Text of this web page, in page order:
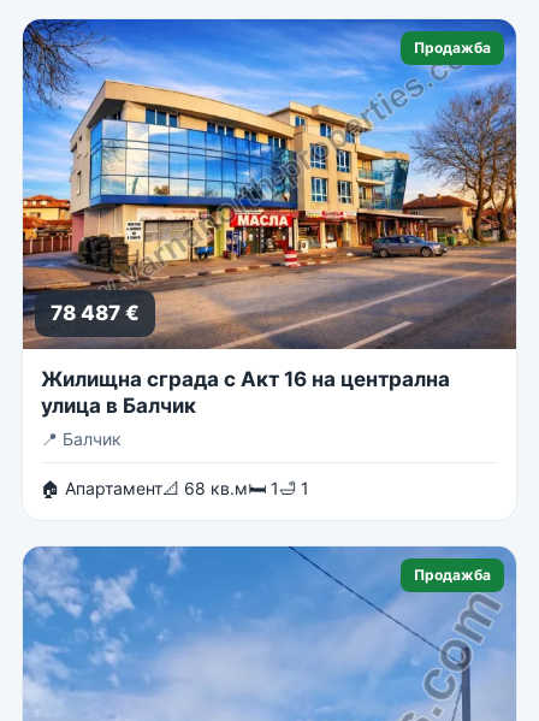
Продажба
78 487 €
Жилищна сграда с Акт 16 на централна
улица в Балчик
📍 Балчик
🏠 Апартамент📐 68 кв.м🛏 1🛁 1
Продажба